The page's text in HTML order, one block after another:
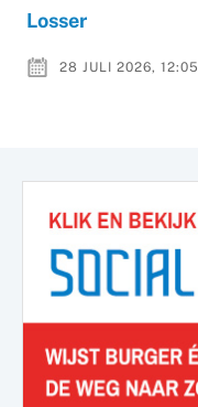
Losser
28 JULI 2026, 12:05